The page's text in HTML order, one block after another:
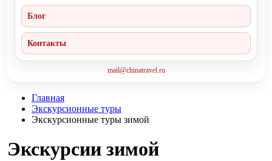
Блог
Контакты
mail@chinatravel.ru
Главная
Экскурсионные туры
Экскурсионные туры зимой
Экскурсии зимой